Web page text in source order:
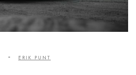
- ERIK PUNT